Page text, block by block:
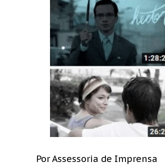
Por Assessoria de Imprensa